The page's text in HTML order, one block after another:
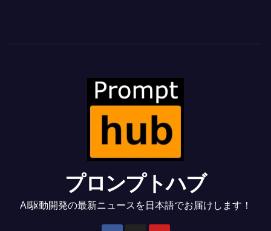
プロンプトハブ
AI駆動開発の最新ニュースを日本語でお届けします！